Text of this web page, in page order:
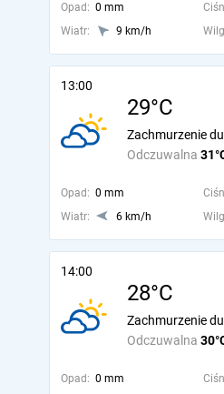
Opad: 0 mm
Wiatr:
9 km/h
13:00
29°C
Odczuwalna
Zachmurzenie
Opad: 0 mm
Wiatr:
6 km/h
14:00
28°C
Odczuwalna
Zachmurzenie
Opad: 0 mm